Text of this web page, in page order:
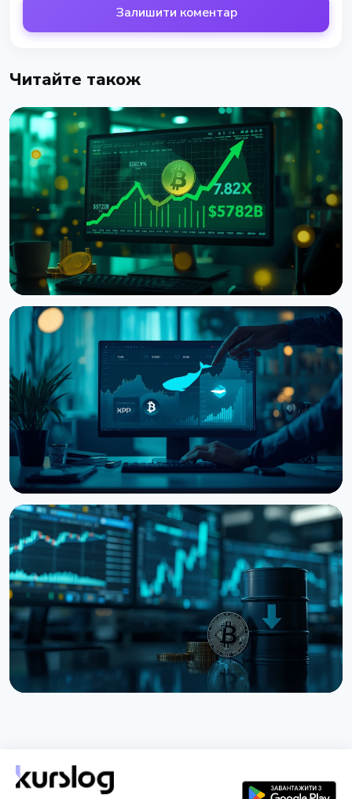
Залишити коментар
Читайте також
НОВИНА
Ф'ючерси на біткоїн обігнали спот у 7,82 раза на
Binance
7 серпня 2026 р. 5 хв читання
НОВИНА
Кити нарощують BTC, ETH та XRP: CryptoQuant
бачить фінал ведмежого ринку
6 серпня 2026 р.3 хв читання
5 серпня 2026 р.4 хв читання